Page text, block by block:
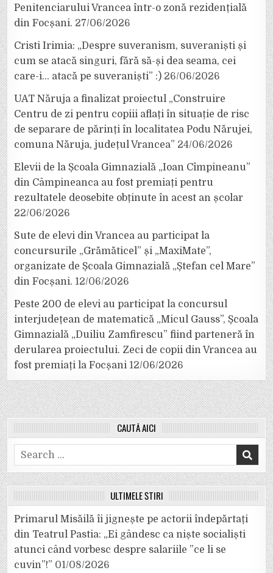
Penitenciarului Vrancea într-o zonă rezidențială
din Focșani. 27/06/2026
Cristi Irimia: „Despre suveranism, suveraniști și
cum se atacă singuri, fără să-și dea seama, cei
care-i… atacă pe suveraniști” :) 26/06/2026
UAT Năruja a finalizat proiectul „Construire
Centru de zi pentru copiii aflați în situație de risc
de separare de părinți în localitatea Podu Nărujei,
comuna Năruja, județul Vrancea” 24/06/2026
Elevii de la Școala Gimnazială „Ioan Cîmpineanu”
din Câmpineanca au fost premiați pentru
rezultatele deosebite obținute în acest an școlar
22/06/2026
Sute de elevi din Vrancea au participat la
concursurile „Grămăticel” și „MaxiMate”,
organizate de Școala Gimnazială „Ștefan cel Mare”
din Focșani. 12/06/2026
Peste 200 de elevi au participat la concursul
interjudețean de matematică „Micul Gauss”, Școala
Gimnazială „Duiliu Zamfirescu” fiind parteneră în
derularea proiectului. Zeci de copii din Vrancea au
fost premiați la Focșani 12/06/2026
CAUTĂ AICI
Search
for:
ULTIMELE ȘTIRI
Primarul Misăilă îi jignește pe actorii îndepărtați
din Teatrul Pastia: „Ei gândesc ca niște socialiști
atunci când vorbesc despre salariile ”ce li se
cuvin”!” 01/08/2026